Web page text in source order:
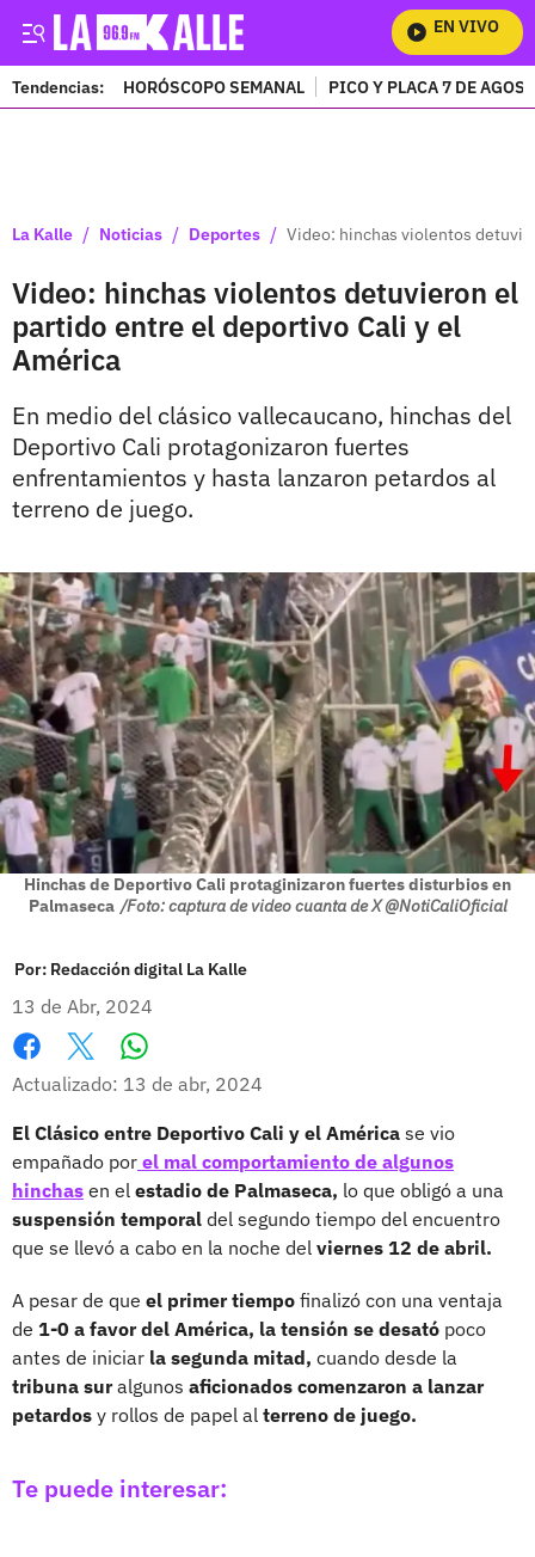
EN VIVO
Tendencias: HORÓSCOPO SEMANAL PICO Y PLACA 7 DE
La Kalle / Noticias / Deportes / Video: hinchas violentos
Video: hinchas violentos detuvieron el
partido entre el deportivo Cali y el
América
En medio del clásico vallecaucano, hinchas del
Deportivo Cali protagonizaron fuertes
enfrentamientos y hasta lanzaron petardos al
terreno de juego.
Hinchas de Deportivo Cali protaginizaron fuertes disturbios en
Palmaseca /Foto: captura de video cuanta de X @NotiCaliOficial
Por: Redacción digital La Kalle
13 de Abr, 2024
Facebook
X
Actualizado: 13 de abr, 2024
El Clásico entre Deportivo Cali y el América se vio
empañado por el mal comportamiento de algunos
hinchas en el estadio de Palmaseca, lo que obligó a una
suspensión temporal del segundo tiempo del encuentro
que se llevó a cabo en la noche del viernes 12 de abril.
A pesar de que el primer tiempo finalizó con una ventaja
de 1-0 a favor del América, la tensión se desató poco
antes de iniciar la segunda mitad, cuando desde la
tribuna suralgunos aficionados comenzaron a lanzar
petardos y rollos de papel al terreno de juego.
Te puede interesar: